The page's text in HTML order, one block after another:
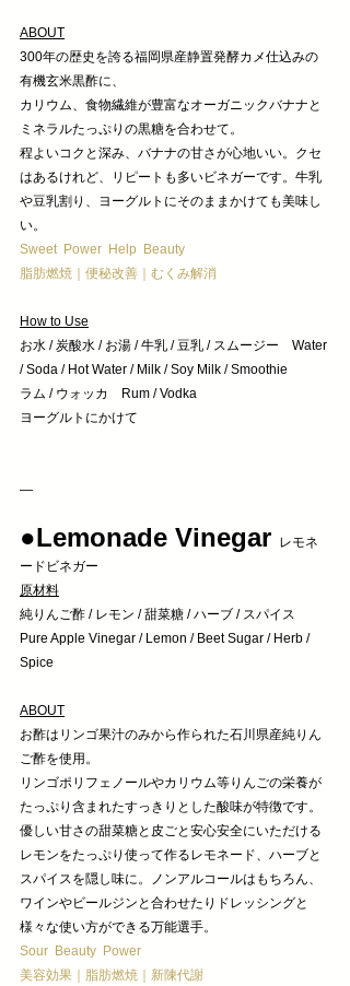
ABOUT
300年の歴史を誇る福岡県産静置発酵カメ仕込みの
有機玄米黒酢に、
カリウム、食物繊維が豊富なオーガニックバナナと
ミネラルたっぷりの黒糖を合わせて。
程よいコクと深み、バナナの甘さが心地いい。クセ
はあるけれど、リピートも多いビネガーです。牛乳
や豆乳割り、ヨーグルトにそのままかけても美味し
い。
Sweet  Power  Help  Beauty
脂肪燃焼｜便秘改善｜むくみ解消
How to Use
お水 / 炭酸水 / お湯 / 牛乳 / 豆乳 / スムージー　Water
/ Soda / Hot Water / Milk / Soy Milk / Smoothie
ラム / ウォッカ　Rum / Vodka
ヨーグルトにかけて
—
●Lemonade Vinegar レモネ
ードビネガー
原材料
純りんご酢 / レモン / 甜菜糖 / ハーブ / スパイス
Pure Apple Vinegar / Lemon / Beet Sugar / Herb /
Spice
ABOUT
お酢はリンゴ果汁のみから作られた石川県産純りん
ご酢を使用。
リンゴポリフェノールやカリウム等りんごの栄養が
たっぷり含まれたすっきりとした酸味が特徴です。
優しい甘さの甜菜糖と皮ごと安心安全にいただける
レモンをたっぷり使って作るレモネード、ハーブと
スパイスを隠し味に。ノンアルコールはもちろん、
ワインやビールジンと合わせたりドレッシングと
様々な使い方ができる万能選手。
Sour  Beauty  Power
美容効果｜脂肪燃焼｜新陳代謝